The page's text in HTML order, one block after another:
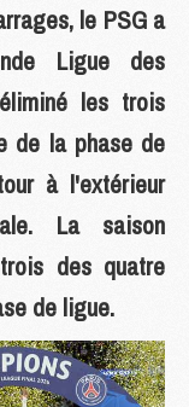
le PSG a
Ligue des
les trois
de la phase de
à l'extérieur
La saison
des quatre
de ligue.